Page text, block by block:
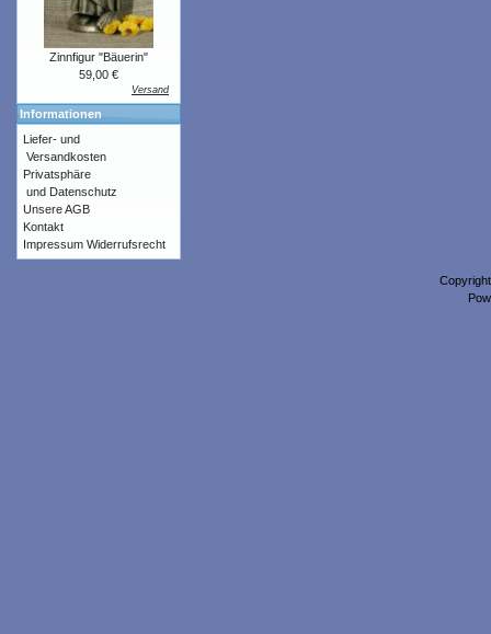
Zinnfigur "Bäuerin"
59,00 €
Versand
Informationen
Liefer- und
Versandkosten
Privatsphäre
und Datenschutz
Unsere AGB
Kontakt
Impressum Widerrufsrecht